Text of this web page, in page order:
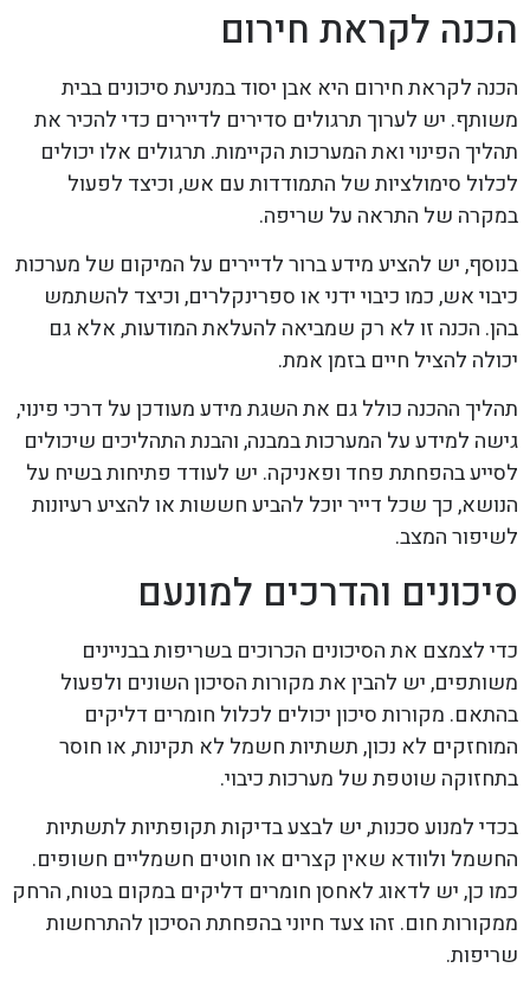
הכנה לקראת חירום
הכנה לקראת חירום היא אבן יסוד במניעת סיכונים בבית
משותף. יש לערוך תרגולים סדירים לדיירים כדי להכיר את
תהליך הפינוי ואת המערכות הקיימות. תרגולים אלו יכולים
לכלול סימולציות של התמודדות עם אש, וכיצד לפעול
במקרה של התראה על שריפה.
בנוסף, יש להציע מידע ברור לדיירים על המיקום של מערכות
כיבוי אש, כמו כיבוי ידני או ספרינקלרים, וכיצד להשתמש
בהן. הכנה זו לא רק שמביאה להעלאת המודעות, אלא גם
יכולה להציל חיים בזמן אמת.
תהליך ההכנה כולל גם את השגת מידע מעודכן על דרכי פינוי,
גישה למידע על המערכות במבנה, והבנת התהליכים שיכולים
לסייע בהפחתת פחד ופאניקה. יש לעודד פתיחות בשיח על
הנושא, כך שכל דייר יוכל להביע חששות או להציע רעיונות
לשיפור המצב.
סיכונים והדרכים למונעם
כדי לצמצם את הסיכונים הכרוכים בשריפות בבניינים
משותפים, יש להבין את מקורות הסיכון השונים ולפעול
בהתאם. מקורות סיכון יכולים לכלול חומרים דליקים
המוחזקים לא נכון, תשתיות חשמל לא תקינות, או חוסר
בתחזוקה שוטפת של מערכות כיבוי.
בכדי למנוע סכנות, יש לבצע בדיקות תקופתיות לתשתיות
החשמל ולוודא שאין קצרים או חוטים חשמליים חשופים.
כמו כן, יש לדאוג לאחסן חומרים דליקים במקום בטוח, הרחק
ממקורות חום. זהו צעד חיוני בהפחתת הסיכון להתרחשות
שריפות.